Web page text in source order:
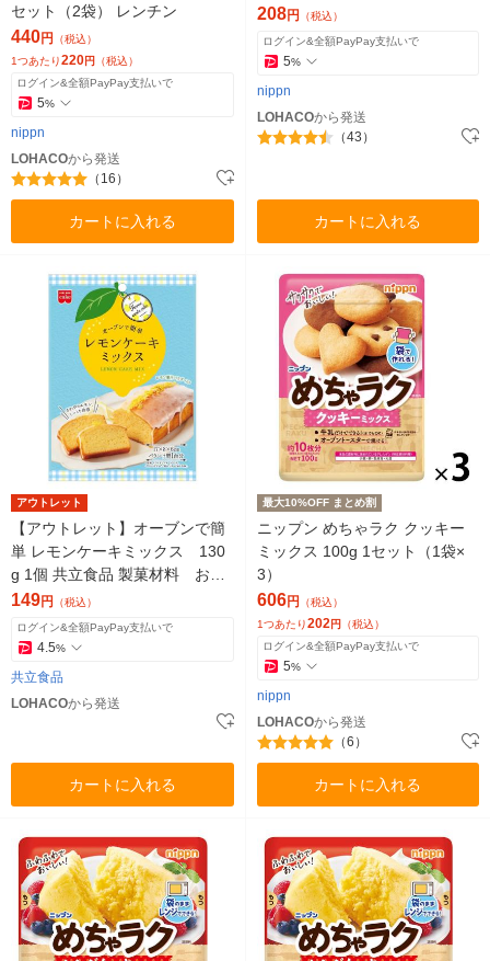
セット（2袋） レンチン
440円 （税込）
1つあたり220円 （税込）
ログイン&全額PayPay支払いで
5%
nippn
LOHACOから発送
（16）
カートに入れる
208円 （税込）
ログイン&全額PayPay支払いで
5%
nippn
LOHACOから発送
（43）
カートに入れる
アウトレット
【アウトレット】オーブンで簡
単 レモンケーキミックス 130
g 1個 共立食品 製菓材料 お菓
子づくりキット
149円 （税込）
ログイン&全額PayPay支払いで
4.5%
共立食品
LOHACOから発送
カートに入れる
最大10%OFF まとめ割
ニップン めちゃラク クッキー
ミックス 100g 1セット（1袋×
3）
606円
（税込）
1つあたり202円 （税込）
ログイン&全額PayPay支払いで
5%
nippn
LOHACOから発送
（6）
カートに入れる